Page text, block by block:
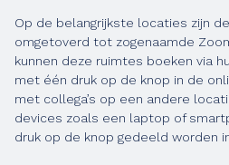
Op de belangrijkste locaties zijn
omgetoverd tot zogenaamde
kunnen deze ruimtes boeken via
met één druk op de knop in de
met collega’s op een andere
devices zoals een laptop of
druk op de knop gedeeld worden